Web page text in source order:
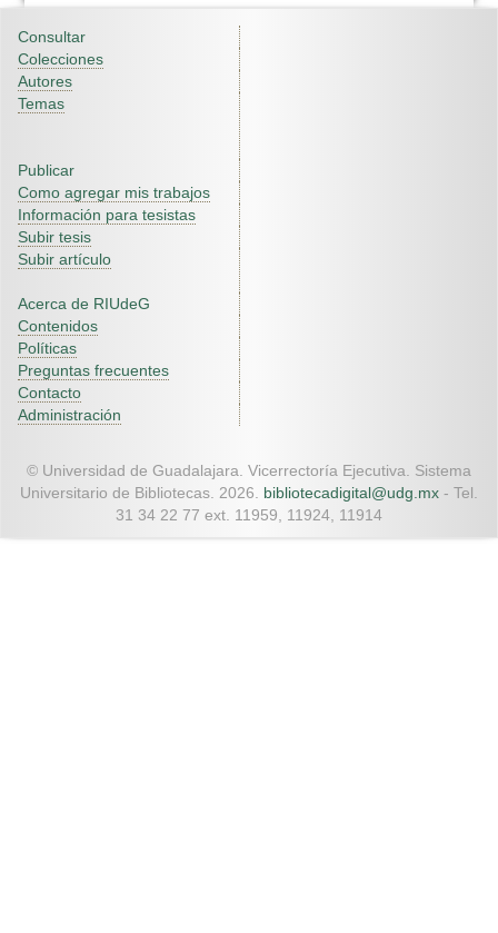
Consultar
Colecciones
Autores
Temas
Publicar
Como agregar mis trabajos
Información para tesistas
Subir tesis
Subir artículo
Acerca de RIUdeG
Contenidos
Políticas
Preguntas frecuentes
Contacto
Administración
© Universidad de Guadalajara. Vicerrectoría Ejecutiva. Sistema
Universitario de Bibliotecas. 2026. bibliotecadigital@udg.mx - Tel.
31 34 22 77 ext. 11959, 11924, 11914